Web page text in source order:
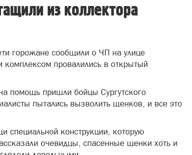
из коллектора
горожане сообщили о ЧП на улице
провалились в открытый
помощь пришли бойцы Сургутского
пытались вызволить щенков, и все это
специальной конструкции, которую
очевидцы, спасенные щенки хоть и